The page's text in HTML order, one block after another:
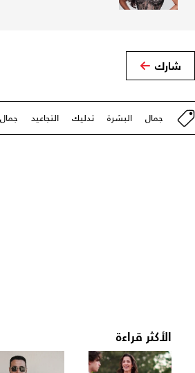
شارك
جمال البشرة تدليك التجاعيد
الأكثر قراءة